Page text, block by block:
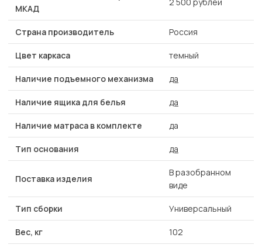
МКАД
Страна производитель Россия
Цвет каркаса темный
Наличие подъемного механизма да
Наличие ящика для белья да
Наличие матраса в комплекте да
Тип основания да
Поставка изделия
В разобранном
виде
Тип сборки Универсальный
Вес, кг 102